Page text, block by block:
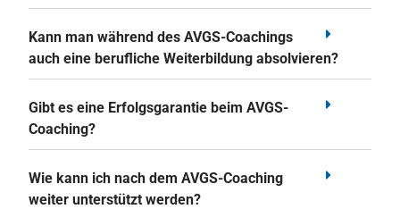
Kann man während des AVGS-Coachings
auch eine berufliche Weiterbildung absolvieren?
Gibt es eine Erfolgsgarantie beim AVGS-
Coaching?
Wie kann ich nach dem AVGS-Coaching
weiter unterstützt werden?